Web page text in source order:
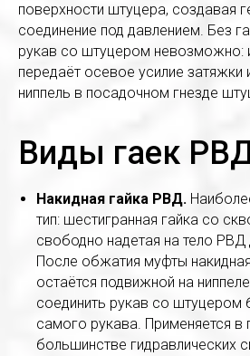
поверхности штуцера, создавая
соединение под давлением. Без
рукав со штуцером невозможно:
передаёт осевое усилие затяжки
ниппель в посадочном гнезде
Виды гаек
Накидная гайка РВД.
тип: шестигранная гайка со
свободно надетая на тело
После обжатия муфты
остаётся подвижной на
соединить рукав со штуцером
самого рукава. Применяется
большинстве гидравлических